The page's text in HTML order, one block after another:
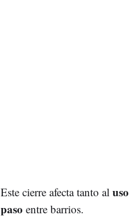
Este cierre afecta tanto al
paso entre barrios.